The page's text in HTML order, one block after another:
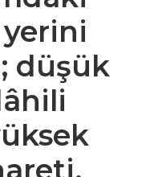
yerini
düşük